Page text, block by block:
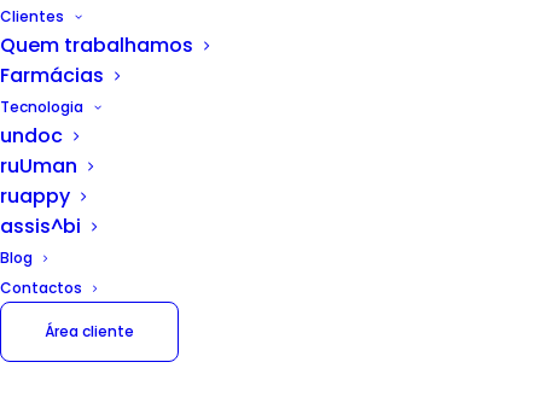
Clientes
Quem trabalhamos
Farmácias
Tecnologia
undoc
ruUman
ruappy
assis^bi
Blog
Contactos
Área cliente
muita luz natural.
A nossa nova morada é:
assis business partners, lda | Edifício Quinta
Fonte da Cheira | Rua do Brasil, 489, Piso 2
| 3030-175 Coimbra Portugal